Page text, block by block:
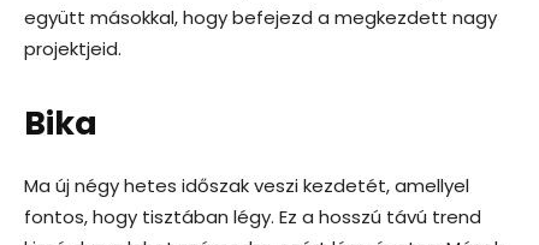
együtt másokkal, hogy befejezd a megkezdett nagy
projektjeid.
Bika
Ma új négy hetes időszak veszi kezdetét, amellyel
fontos, hogy tisztában légy. Ez a hosszú távú trend